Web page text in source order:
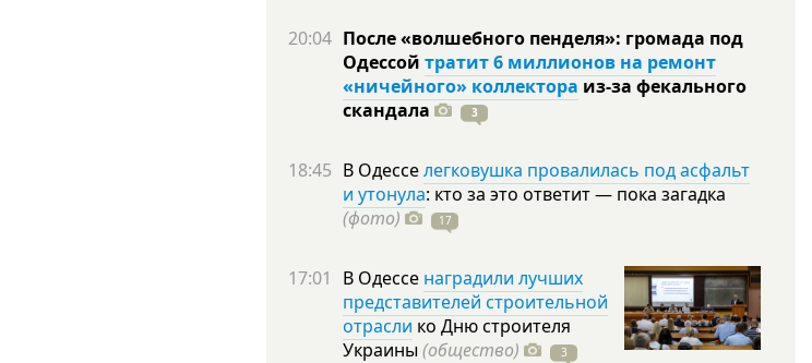
20:04 После «волшебного пенделя»: громада под
Одессой тратит 6 миллионов на ремонт
«ничейного» коллектора из-за фекального
скандала
3
18:45 В Одесселегковушка провалилась под асфальт
и утонула: кто за это ответит — пока загадка
(фото)
17
17:01 В Одессе наградили лучших
представителей строительной
отрасли ко Дню строителя
Украины (общество) 3